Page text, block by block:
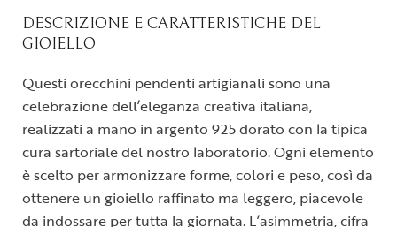
DESCRIZIONE E CARATTERISTICHE DEL
GIOIELLO
Questi orecchini pendenti artigianali sono una
celebrazione dell’eleganza creativa italiana,
realizzati a mano in argento 925 dorato con la tipica
cura sartoriale del nostro laboratorio. Ogni elemento
è scelto per armonizzare forme, colori e peso, così da
ottenere un gioiello raffinato ma leggero, piacevole
da indossare per tutta la giornata. L’asimmetria, cifra